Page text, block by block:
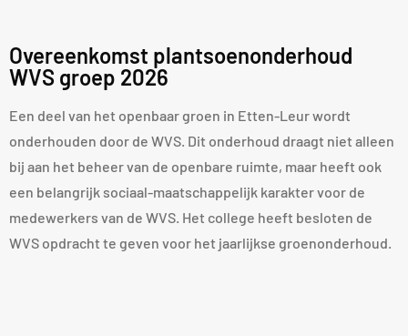
Overeenkomst plantsoenonderhoud
WVS groep 2026
Een deel van het openbaar groen in Etten-Leur wordt
onderhouden door de WVS. Dit onderhoud draagt niet alleen
bij aan het beheer van de openbare ruimte, maar heeft ook
een belangrijk sociaal-maatschappelijk karakter voor de
medewerkers van de WVS. Het college heeft besloten de
WVS opdracht te geven voor het jaarlijkse groenonderhoud.